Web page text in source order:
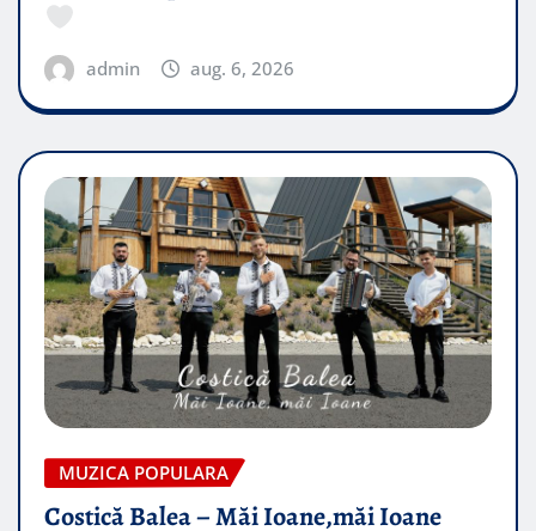
admin aug. 6, 2026
MUZICA POPULARA
Costică Balea – Măi Ioane,măi Ioane